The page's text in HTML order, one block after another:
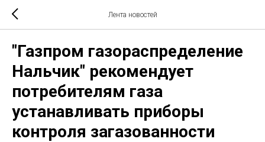
Лента новостей
"Газпром газораспределение
Нальчик" рекомендует
потребителям газа
устанавливать приборы
контроля загазованности